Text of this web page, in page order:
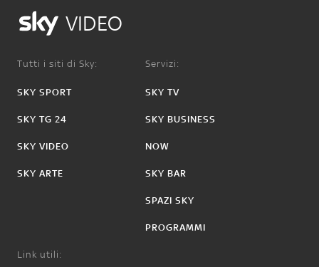
VIDEO
Tutti i siti di Sky:
SKY SPORT
SKY TG 24
SKY VIDEO
SKY ARTE
Servizi:
SKY TV
SKY BUSINESS
NOW
SKY BAR
SPAZI SKY
PROGRAMMI
Link utili: